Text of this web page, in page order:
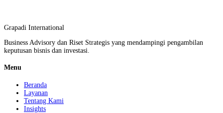
Grapadi International
Business Advisory dan Riset Strategis yang mendampingi pengambilan
keputusan bisnis dan investasi.
Menu
Beranda
Layanan
Tentang Kami
Insights